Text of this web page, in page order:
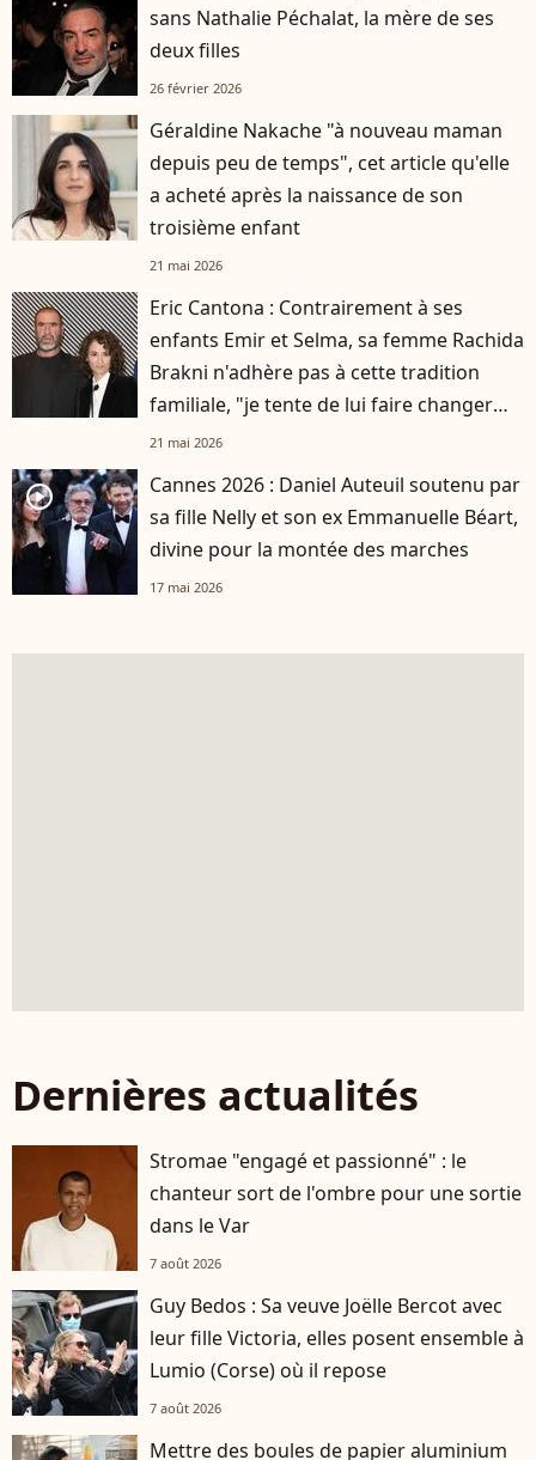
sans Nathalie Péchalat, la mère de ses
deux filles
26 février 2026
Géraldine Nakache "à nouveau maman
depuis peu de temps", cet article qu'elle
a acheté après la naissance de son
troisième enfant
21 mai 2026
Eric Cantona : Contrairement à ses
enfants Emir et Selma, sa femme Rachida
Brakni n'adhère pas à cette tradition
familiale, "je tente de lui faire changer
d'avis"
21 mai 2026
player2
Cannes 2026 : Daniel Auteuil soutenu par
sa fille Nelly et son ex Emmanuelle Béart,
divine pour la montée des marches
17 mai 2026
Dernières actualités
Stromae "engagé et passionné" : le
chanteur sort de l'ombre pour une sortie
dans le Var
7 août 2026
Guy Bedos : Sa veuve Joëlle Bercot avec
leur fille Victoria, elles posent ensemble à
Lumio (Corse) où il repose
7 août 2026
Mettre des boules de papier aluminium